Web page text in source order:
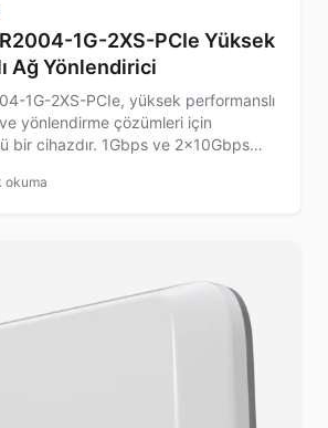
1G-2XS-PCIe Yüksek
Ağ Yönlendirici
1G-2XS-PCIe, yüksek performanslı
yönlendirme çözümleri için
bir cihazdır. 1Gbps ve 2x10Gbps
okuma